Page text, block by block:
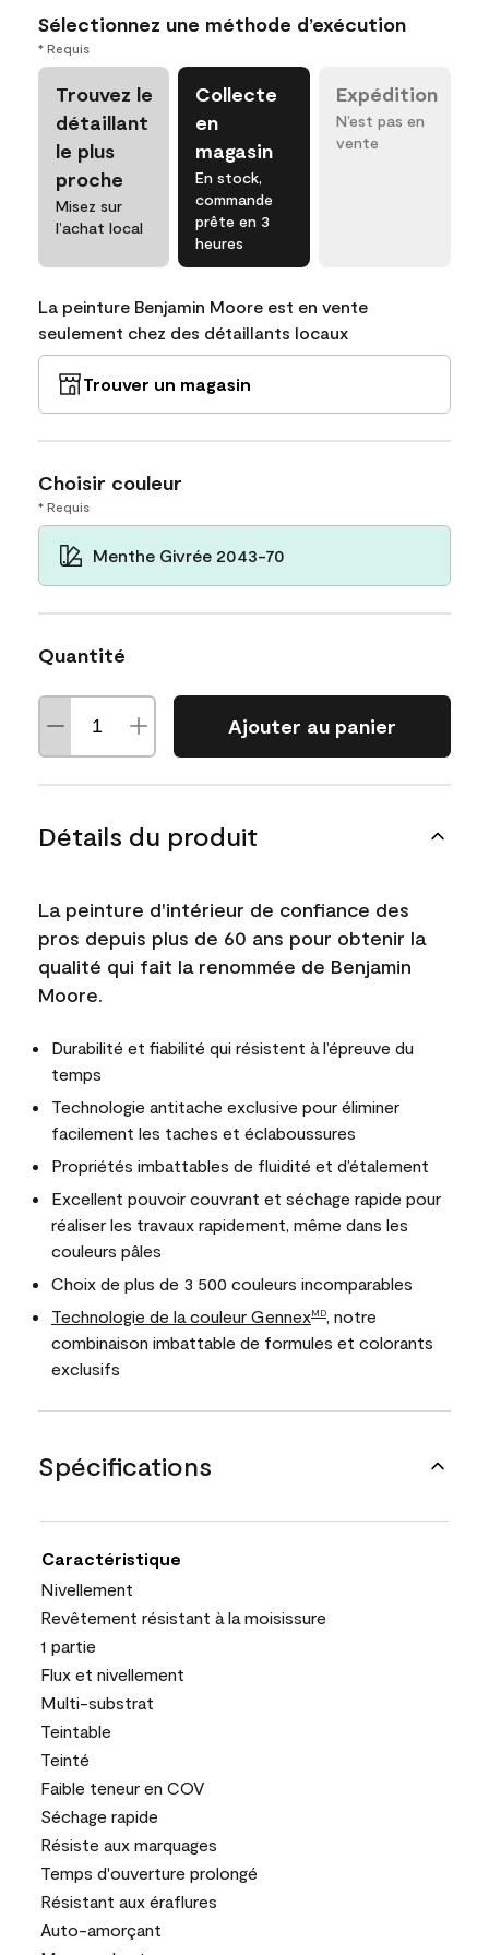
Sélectionnez une méthode d’exécution
* Requis
Trouvez le
détaillant
le plus
proche
Misez sur
l’achat local
Collecte
en
magasin
En stock,
commande
prête en 3
heures
Expédition
N’est pas en
vente
La peinture Benjamin Moore est en vente
seulement chez des détaillants locaux
Trouver un magasin
Choisir couleur
* Requis
Menthe Givrée 2043-70
Quantité
Ajouter au panier
Détails du produit
La peinture d'intérieur de confiance des
pros depuis plus de 60 ans pour obtenir la
qualité qui fait la renommée de Benjamin
Moore.
Durabilité et fiabilité qui résistent à l’épreuve du
temps
Technologie antitache exclusive pour éliminer
facilement les taches et éclaboussures
Propriétés imbattables de fluidité et d’étalement
Excellent pouvoir couvrant et séchage rapide pour
réaliser les travaux rapidement, même dans les
couleurs pâles
Choix de plus de 3 500 couleurs incomparables
Technologie de la couleur GennexMD
, notre
combinaison imbattable de formules et colorants
exclusifs
Spécifications
Caractéristique
Nivellement
Revêtement résistant à la moisissure
1 partie
Flux et nivellement
Multi-substrat
Teintable
Teinté
Faible teneur en COV
Séchage rapide
Résiste aux marquages
Temps d'ouverture prolongé
Résistant aux éraflures
Auto-amorçant